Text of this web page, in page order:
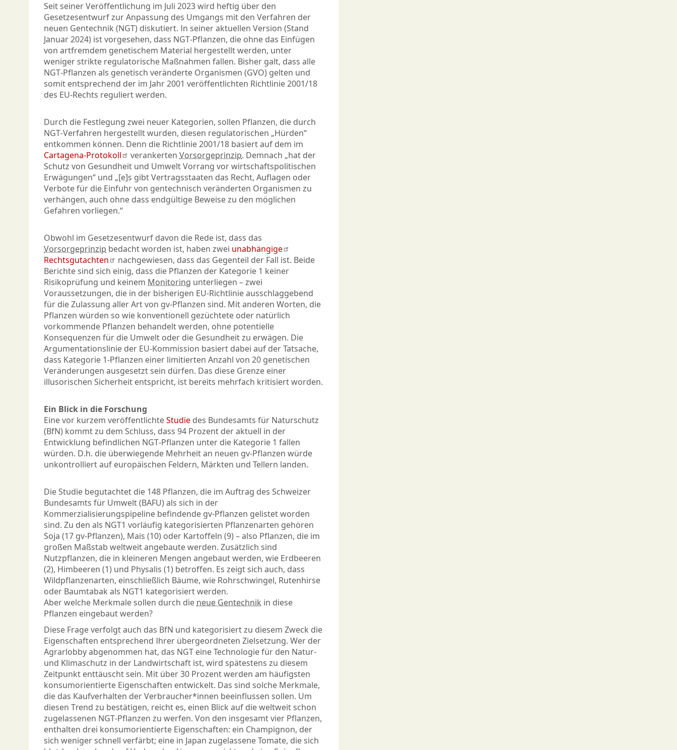
Seit seiner Veröffentlichung im Juli 2023 wird heftig über den
Gesetzesentwurf zur Anpassung des Umgangs mit den Verfahren der
neuen Gentechnik (NGT) diskutiert. In seiner aktuellen Version (Stand
Januar 2024) ist vorgesehen, dass NGT-Pflanzen, die ohne das Einfügen
von artfremdem genetischem Material hergestellt werden, unter
weniger strikte regulatorische Maßnahmen fallen. Bisher galt, dass alle
NGT-Pflanzen als genetisch veränderte Organismen (GVO) gelten und
somit entsprechend der im Jahr 2001 veröffentlichten Richtlinie 2001/18
des EU-Rechts reguliert werden.
Durch die Festlegung zwei neuer Kategorien, sollen Pflanzen, die durch
NGT-Verfahren hergestellt wurden, diesen regulatorischen „Hürden“
entkommen können. Denn die Richtlinie 2001/18 basiert auf dem im
Cartagena-Protokoll
verankerten Vorsorgeprinzip. Demnach „hat der
Schutz von Gesundheit und Umwelt Vorrang vor wirtschaftspolitischen
Erwägungen“ und „[e]s gibt Vertragsstaaten das Recht, Auflagen oder
Verbote für die Einfuhr von gentechnisch veränderten Organismen zu
verhängen, auch ohne dass endgültige Beweise zu den möglichen
Gefahren vorliegen.“
Obwohl im Gesetzesentwurf davon die Rede ist, dass das
Vorsorgeprinzip bedacht worden ist, haben zwei unabhängige
Rechtsgutachten
nachgewiesen, dass das Gegenteil der Fall ist. Beide
Berichte sind sich einig, dass die Pflanzen der Kategorie 1 keiner
Risikoprüfung und keinem Monitoring unterliegen – zwei
Voraussetzungen, die in der bisherigen EU-Richtlinie ausschlaggebend
für die Zulassung aller Art von gv-Pflanzen sind. Mit anderen Worten, die
Pflanzen würden so wie konventionell gezüchtete oder natürlich
vorkommende Pflanzen behandelt werden, ohne potentielle
Konsequenzen für die Umwelt oder die Gesundheit zu erwägen. Die
Argumentationslinie der EU-Kommission basiert dabei auf der Tatsache,
dass Kategorie 1-Pflanzen einer limitierten Anzahl von 20 genetischen
Veränderungen ausgesetzt sein dürfen. Das diese Grenze einer
illusorischen Sicherheit entspricht, ist bereits mehrfach kritisiert worden.
Ein Blick in die Forschung
Eine vor kurzem veröffentlichteStudie des Bundesamts für Naturschutz
(BfN) kommt zu dem Schluss, dass 94 Prozent der aktuell in der
Entwicklung befindlichen NGT-Pflanzen unter die Kategorie 1 fallen
würden. D.h. die überwiegende Mehrheit an neuen gv-Pflanzen würde
unkontrolliert auf europäischen Feldern, Märkten und Tellern landen.
Die Studie begutachtet die 148 Pflanzen, die im Auftrag des Schweizer
Bundesamts für Umwelt (BAFU) als sich in der
Kommerzialisierungspipeline befindende gv-Pflanzen gelistet worden
sind. Zu den als NGT1 vorläufig kategorisierten Pflanzenarten gehören
Soja (17 gv-Pflanzen), Mais (10) oder Kartoffeln (9) – also Pflanzen, die im
großen Maßstab weltweit angebaute werden. Zusätzlich sind
Nutzpflanzen, die in kleineren Mengen angebaut werden, wie Erdbeeren
(2), Himbeeren (1) und Physalis (1) betroffen. Es zeigt sich auch, dass
Wildpflanzenarten, einschließlich Bäume, wie Rohrschwingel, Rutenhirse
oder Baumtabak als NGT1 kategorisiert werden.
Aber welche Merkmale sollen durch die neue Gentechnik in diese
Pflanzen eingebaut werden?
Diese Frage verfolgt auch das BfN und kategorisiert zu diesem Zweck die
Eigenschaften entsprechend Ihrer übergeordneten Zielsetzung. Wer der
Agrarlobby abgenommen hat, das NGT eine Technologie für den Natur-
und Klimaschutz in der Landwirtschaft ist, wird spätestens zu diesem
Zeitpunkt enttäuscht sein. Mit über 30 Prozent werden am häufigsten
konsumorientierte Eigenschaften entwickelt. Das sind solche Merkmale,
die das Kaufverhalten der Verbraucher*innen beeinflussen sollen. Um
diesen Trend zu bestätigen, reicht es, einen Blick auf die weltweit schon
zugelassenen NGT-Pflanzen zu werfen. Von den insgesamt vier Pflanzen,
enthalten drei konsumorientierte Eigenschaften: ein Champignon, der
sich weniger schnell verfärbt; eine in Japan zugelassene Tomate, die sich